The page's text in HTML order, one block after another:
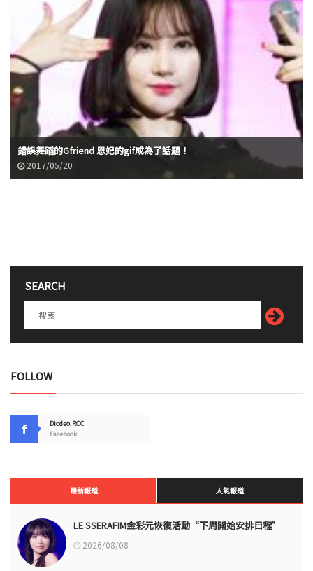
錯誤舞蹈的Gfriend 恩妃的gif成為了話題！
2017/05/20
SEARCH
FOLLOW
Diodeo.ROC
Facebook
最新報道 人氣報道
LE SSERAFIM金彩元恢復活動“下周開始安排日程”
2026/08/08